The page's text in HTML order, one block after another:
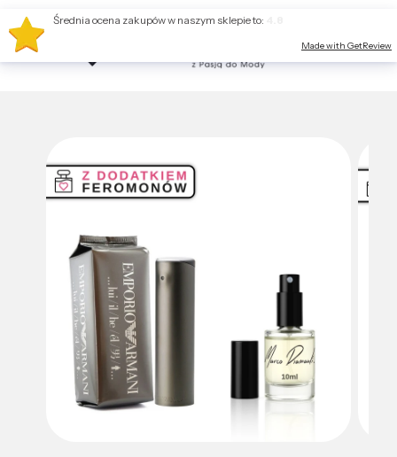
Średnia ocena zakupów w naszym sklepie to:
Made with GetReview